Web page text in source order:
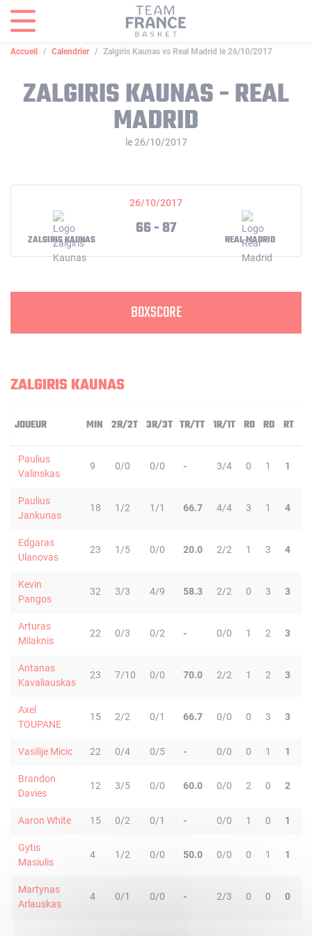
Accueil Calendrier Zalgiris Kaunas vs Real Madrid le 26/10/2017
ZALGIRIS KAUNAS - REAL
MADRID
le 26/10/2017
26/10/2017
ZALGIRIS KAUNAS
66 - 87
REAL MADRID
BOXSCORE
ZALGIRIS KAUNAS
JOUEUR MIN 2R/2T 3R/3T TR/TT 1R/1T RO RD RT
Paulius
Valinskas
9 0/0 0/0 - 3/4 0 1 1
Paulius
Jankunas
18 1/2 1/1 66.7 4/4 3 1 4
Edgaras
Ulanovas
23 1/5 0/0 20.0 2/2 1 3 4
Kevin
Pangos
32 3/3 4/9 58.3 2/2 0 3 3
Arturas
Milaknis
22 0/3 0/2 - 0/0 1 2 3
Antanas
Kavaliauskas
23 7/10 0/0 70.0 2/2 1 2 3
Axel
TOUPANE
15 2/2 0/1 66.7 0/0 0 3 3
Vasilije Micic 22 0/4 0/5 - 0/0 0 1 1
Brandon
Davies
12 3/5 0/0 60.0 0/0 2 0 2
Aaron White 15 0/2 0/1 - 0/0 1 0 1
Gytis
Masiulis
4 1/2 0/0 50.0 0/0 0 1 1
Martynas
Arlauskas
4 0/1 0/0 - 2/3 0 0 0
Panneau de gestion des cookies